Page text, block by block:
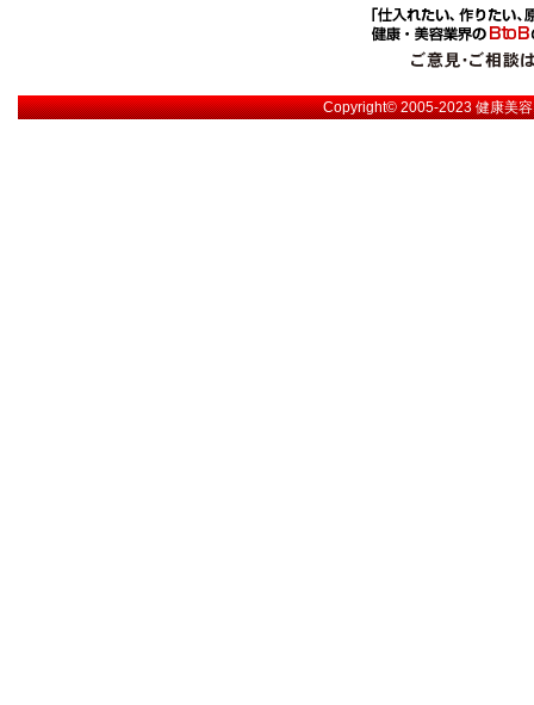
Copyright© 2005-2023健康美